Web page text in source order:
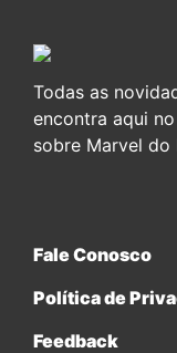
Todas as
encontra aqui
sobre Marvel do
Fale Conosco
Política de
Feedback